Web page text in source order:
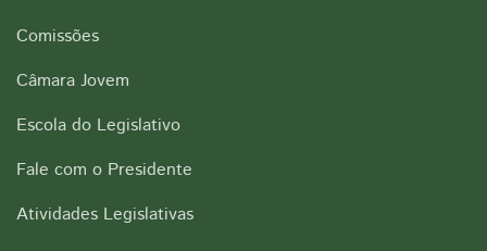
Comissões
Câmara Jovem
Escola do Legislativo
Fale com o Presidente
Atividades Legislativas